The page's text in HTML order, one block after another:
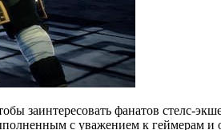
заинтересовать фанатов стелс-
с уважением к